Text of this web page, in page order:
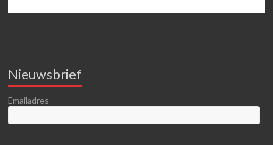
Nieuwsbrief
Emailadres